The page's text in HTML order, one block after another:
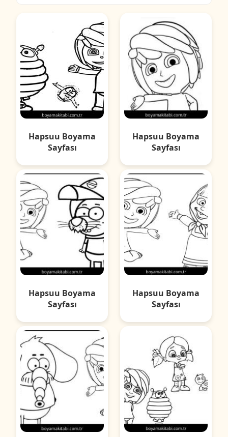
Hapsuu Boyama
Sayfası
Hapsuu Boyama
Sayfası
Hapsuu Boyama
Sayfası
Hapsuu Boyama
Sayfası